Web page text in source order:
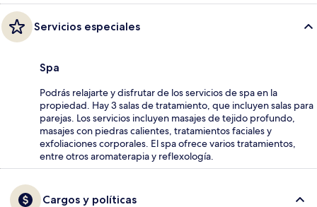
Servicios especiales
Spa
Podrás relajarte y disfrutar de los servicios de spa en la
propiedad. Hay 3 salas de tratamiento, que incluyen salas para
parejas. Los servicios incluyen masajes de tejido profundo,
masajes con piedras calientes, tratamientos faciales y
exfoliaciones corporales. El spa ofrece varios tratamientos,
entre otros aromaterapia y reflexología.
Cargos y políticas